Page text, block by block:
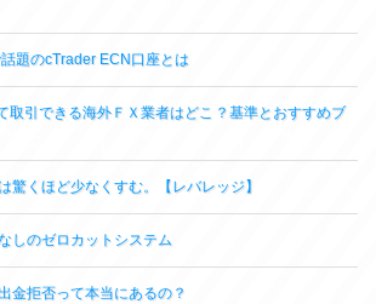
題のcTrader ECN口座とは
取引できる海外ＦＸ業者はどこ？基準とおすすめブ
驚くほど少なくすむ。【レバレッジ】
しのゼロカットシステム
金拒否って本当にあるの？